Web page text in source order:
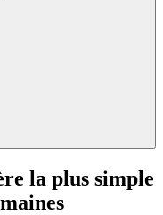
la plus simple